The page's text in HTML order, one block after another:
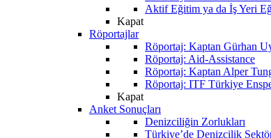
Aktif Eğitim ya da İş Yeri
Kapat
Röportajlar
Röportaj: Kaptan Gürhan
Röportaj: Aid-Assistance
Röportaj: Kaptan Alper
Röportaj: ITF Türkiye
Kapat
Anket Sonuçları
Denizciliğin Zorlukları
Türkiye’de Denizcilik